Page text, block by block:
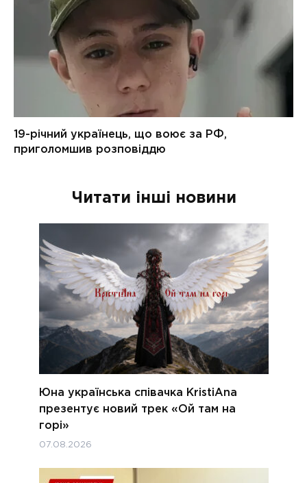
Читати інші новини
Юна українська співачка KristiAna
презентує новий трек «Ой там на
горі»
07.08.2026